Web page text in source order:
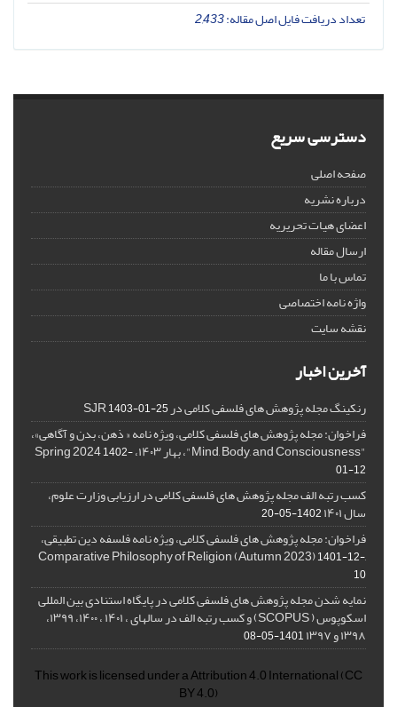
تعداد دریافت فایل اصل مقاله:2,433
دسترسی سریع
صفحه اصلی
درباره نشریه
اعضای هیات تحریریه
ارسال مقاله
تماس با ما
واژه نامه اختصاصی
نقشه سایت
آخرین اخبار
رنکینگ مجله پژوهش های فلسفی کلامی در SJR1403-01-25
فراخوان: مجله پژوهش های فلسفی کلامی، ویژه نامه « ذهن، بدن و آگاهی»،
"Mind, Body, and Consciousness"، بهار ۱۴۰۳، Spring 2024
1402-
01-12
کسب رتبه الف مجله پژوهش های فلسفی کلامی در ارزیابی وزارت علوم،
سال ۱۴۰۱ 1402-05-20
فراخوان: مجله پژوهش های فلسفی کلامی، ویژه نامه فلسفه دین تطبیقی،
,Comparative Philosophy of Religion (Autumn 2023)
1401-12-
10
نمایه شدن مجله پژوهش های فلسفی کلامی در پایگاه استنادی بین المللی
اسکوپوس ( SCOPUS) و کسب رتبه الف در سالهای ، ۱۴۰۱ ، ۱۴۰۰، ۱۳۹۹،
۱۳۹۸ و ۱۳۹۷ 1401-05-08
This work is licensed under aAttribution 4.0 International(CC
BY 4.0)